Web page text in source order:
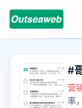
#
量
营
率